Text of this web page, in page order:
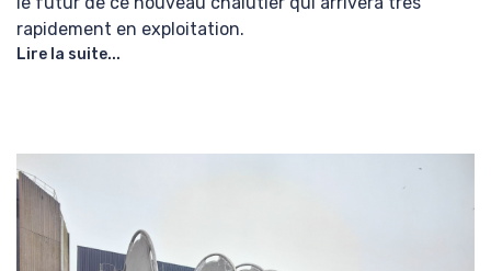
rapidement en exploitation.
Lire la suite...